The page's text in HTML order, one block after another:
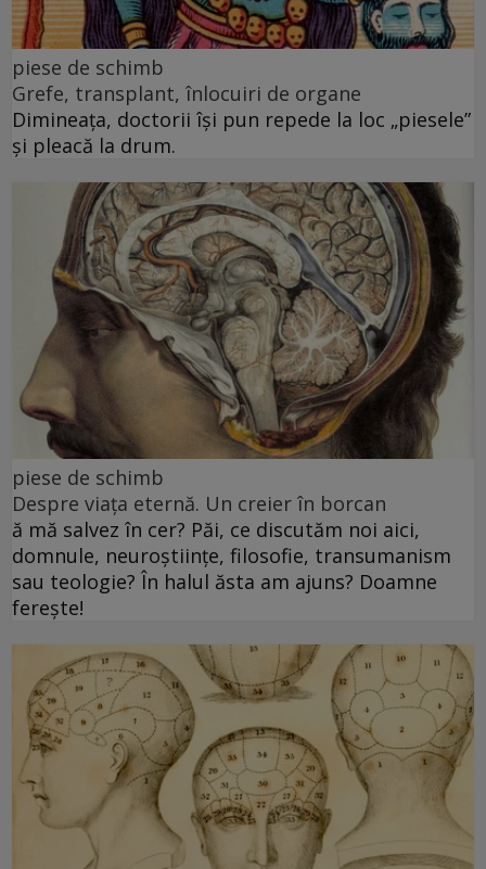
piese de schimb
Grefe, transplant, înlocuiri de organe
Dimineața, doctorii își pun repede la loc „piesele”
și pleacă la drum.
piese de schimb
Despre viața eternă. Un creier în borcan
ă mă salvez în cer? Păi, ce discutăm noi aici,
domnule, neuroștiințe, filosofie, transumanism
sau teologie? În halul ăsta am ajuns? Doamne
ferește!